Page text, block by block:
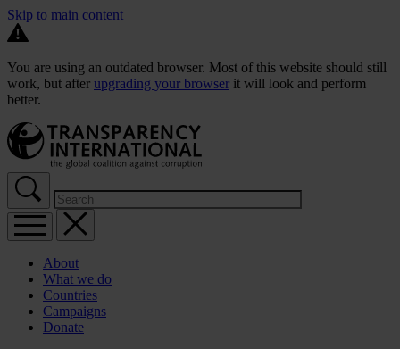
Skip to main content
You are using an outdated browser. Most of this website should still
work, but after upgrading your browser it will look and perform
better.
About
What we do
Countries
Campaigns
Donate